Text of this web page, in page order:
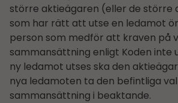
större aktieägaren (eller de större
som har rätt att utse en ledamot
person som medför att kraven på
sammansättning enligt Koden inte
ny ledamot utses ska den
nya ledamoten ta den befintliga
sammansättning i beaktande.